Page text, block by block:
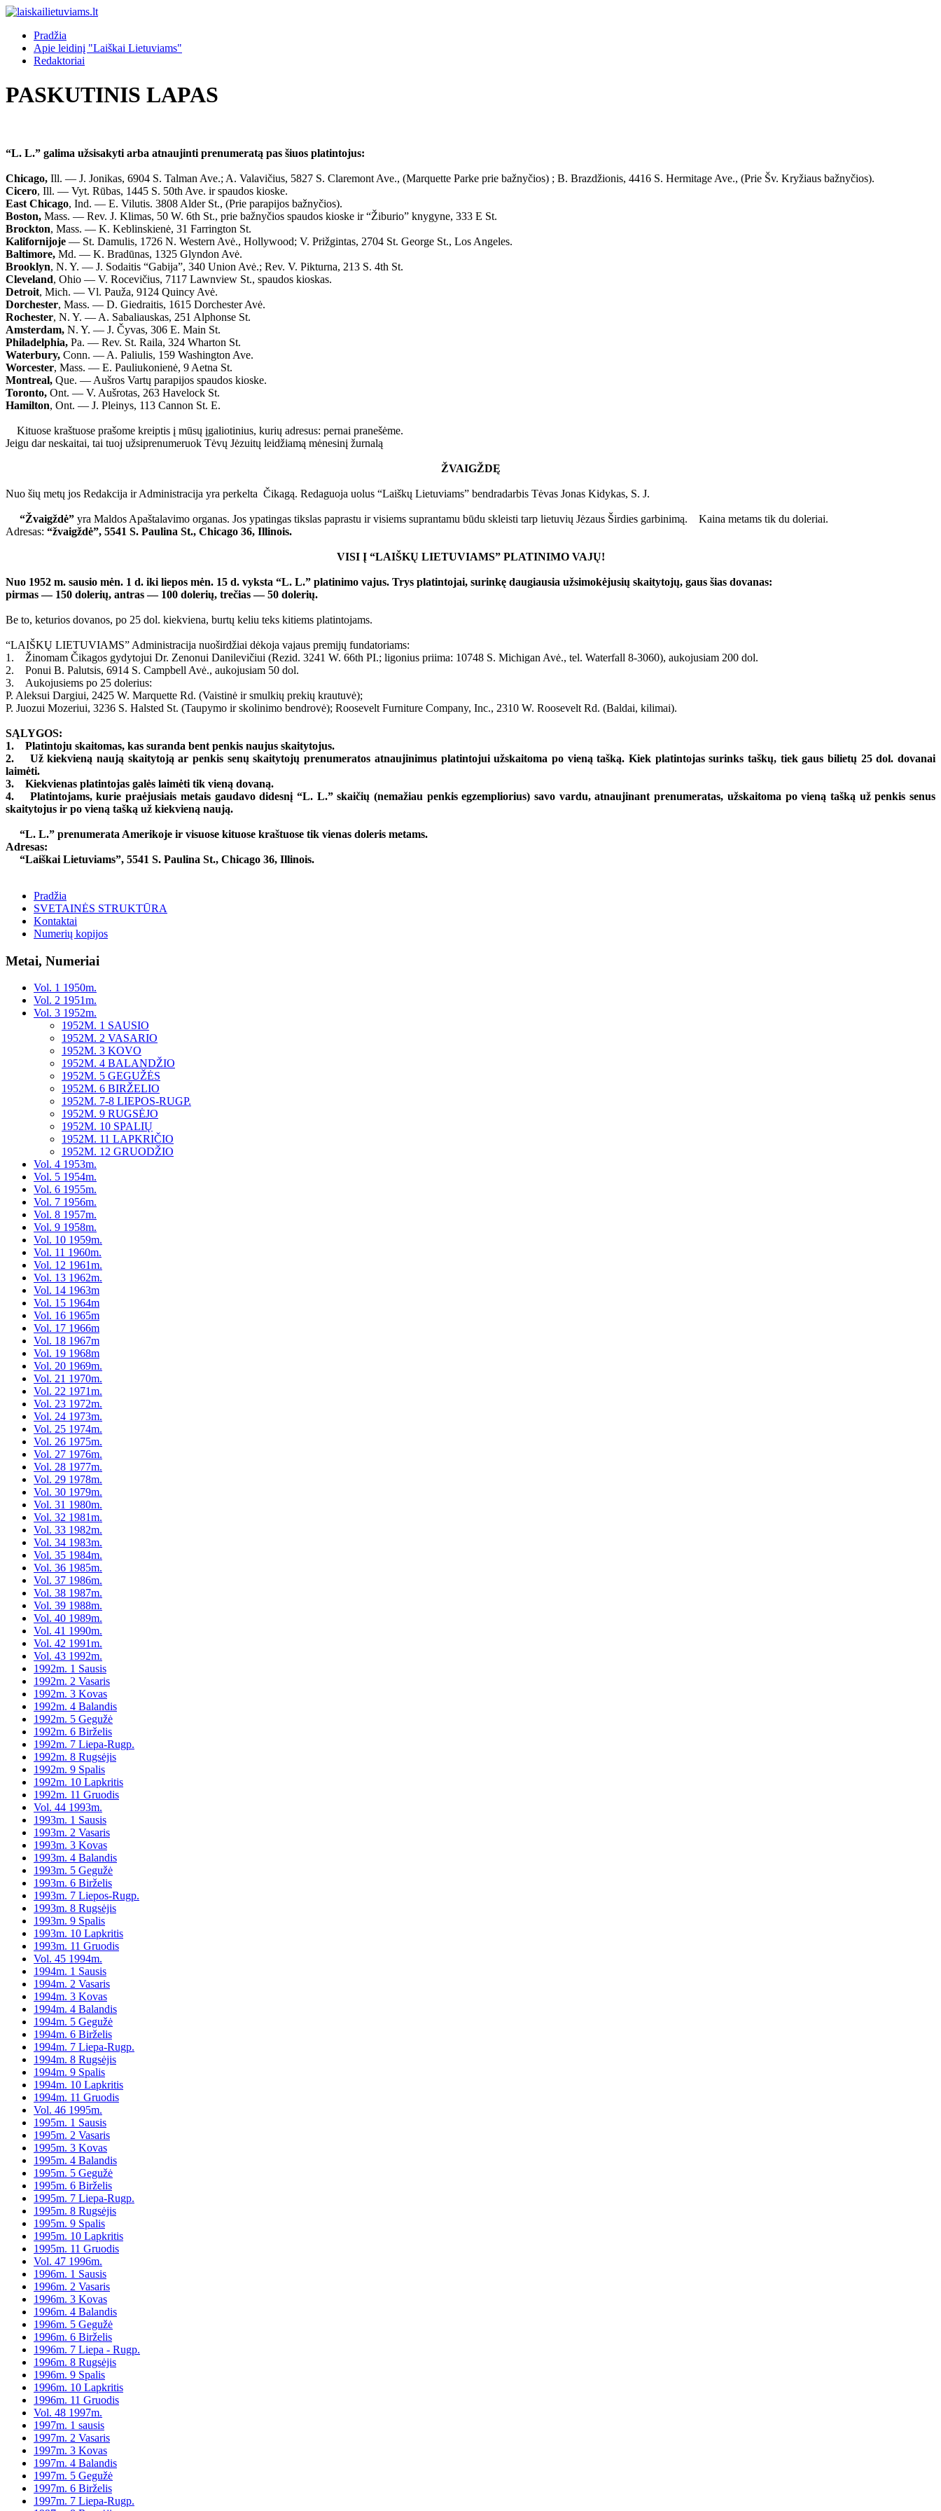
Pradžia
Apie leidinį "Laiškai Lietuviams"
Redaktoriai
PASKUTINIS LAPAS
“L. L.” galima užsisakyti arba atnaujinti prenumeratą pas šiuos platintojus:
Chicago, Ill. — J. Jonikas, 6904 S. Talman Ave.; A. Valavičius, 5827 S. Claremont Ave., (Marquette Parke prie bažnyčios) ; B. Brazdžionis, 4416 S. Hermitage Ave., (Prie Šv. Kryžiaus bažnyčios).
Cicero, Ill. — Vyt. Rūbas, 1445 S. 50th Ave. ir spaudos kioske.
East Chicago, Ind. — E. Vilutis. 3808 Alder St., (Prie parapijos bažnyčios).
Boston, Mass. — Rev. J. Klimas, 50 W. 6th St., prie bažnyčios spaudos kioske ir “Žiburio” knygyne, 333 E St.
Brockton, Mass. — K. Keblinskienė, 31 Farrington St.
Kalifornijoje — St. Damulis, 1726 N. Western Avė., Hollywood; V. Prižgintas, 2704 St. George St., Los Angeles.
Baltimore, Md. — K. Bradūnas, 1325 Glyndon Avė.
Brooklyn, N. Y. — J. Sodaitis “Gabija”, 340 Union Avė.; Rev. V. Pikturna, 213 S. 4th St.
Cleveland, Ohio — V. Rocevičius, 7117 Lawnview St., spaudos kioskas.
Detroit, Mich. — Vl. Pauža, 9124 Quincy Avė.
Dorchester, Mass. — D. Giedraitis, 1615 Dorchester Avė.
Rochester, N. Y. — A. Sabaliauskas, 251 Alphonse St.
Amsterdam, N. Y. — J. Čyvas, 306 E. Main St.
Philadelphia, Pa. — Rev. St. Raila, 324 Wharton St.
Waterbury, Conn. — A. Paliulis, 159 Washington Ave.
Worcester, Mass. — E. Pauliukonienė, 9 Aetna St.
Montreal, Que. — Aušros Vartų parapijos spaudos kioske.
Toronto, Ont. — V. Aušrotas, 263 Havelock St.
Hamilton, Ont. — J. Pleinys, 113 Cannon St. E.
Kituose kraštuose prašome kreiptis į mūsų įgaliotinius, kurių adresus: pernai pranešėme.
Jeigu dar neskaitai, tai tuoj užsiprenumeruok Tėvų Jėzuitų leidžiamą mėnesinį žurnalą
ŽVAIGŽDĘ
Nuo šių metų jos Redakcija ir Administracija yra perkelta Čikagą. Redaguoja uolus “Laiškų Lietuviams” bendradarbis Tėvas Jonas Kidykas, S. J.
“Žvaigždė” yra Maldos Apaštalavimo organas. Jos ypatingas tikslas paprastu ir visiems suprantamu būdu skleisti tarp lietuvių Jėzaus Širdies garbinimą. Kaina metams tik du doleriai.
Adresas: “žvaigždė”, 5541 S. Paulina St., Chicago 36, Illinois.
VISI Į “LAIŠKŲ LIETUVIAMS” PLATINIMO VAJŲ!
Nuo 1952 m. sausio mėn. 1 d. iki liepos mėn. 15 d. vyksta “L. L.” platinimo vajus. Trys platintojai, surinkę daugiausia užsimokėjusių skaitytojų, gaus šias dovanas:
pirmas — 150 dolerių, antras — 100 dolerių, trečias — 50 dolerių.
Be to, keturios dovanos, po 25 dol. kiekviena, burtų keliu teks kitiems platintojams.
“LAIŠKŲ LIETUVIAMS” Administracija nuoširdžiai dėkoja vajaus premijų fundatoriams:
1. Žinomam Čikagos gydytojui Dr. Zenonui Danilevičiui (Rezid. 3241 W. 66th PI.; ligonius priima: 10748 S. Michigan Avė., tel. Waterfall 8-3060), aukojusiam 200 dol.
2. Ponui B. Palutsis, 6914 S. Campbell Avė., aukojusiam 50 dol.
3. Aukojusiems po 25 dolerius:
P. Aleksui Dargiui, 2425 W. Marquette Rd. (Vaistinė ir smulkių prekių krautuvė);
P. Juozui Mozeriui, 3236 S. Halsted St. (Taupymo ir skolinimo bendrovė); Roosevelt Furniture Company, Inc., 2310 W. Roosevelt Rd. (Baldai, kilimai).
SĄLYGOS:
1. Platintoju skaitomas, kas suranda bent penkis naujus skaitytojus.
2. Už kiekvieną naują skaitytoją ar penkis senų skaitytojų prenumeratos atnaujinimus platintojui užskaitoma po vieną tašką. Kiek platintojas surinks taškų, tiek gaus bilietų 25 dol. dovanai
laimėti.
3. Kiekvienas platintojas galės laimėti tik vieną dovaną.
4. Platintojams, kurie praėjusiais metais gaudavo didesnį “L. L.” skaičių (nemažiau penkis egzempliorius) savo vardu, atnaujinant prenumeratas, užskaitoma po vieną tašką už penkis senus
skaitytojus ir po vieną tašką už kiekvieną naują.
“L. L.” prenumerata Amerikoje ir visuose kituose kraštuose tik vienas doleris metams.
Adresas:
“Laiškai Lietuviams”, 5541 S. Paulina St., Chicago 36, Illinois.
Pradžia
SVETAINĖS STRUKTŪRA
Kontaktai
Numerių kopijos
Metai, Numeriai
Vol. 1 1950m.
Vol. 2 1951m.
Vol. 3 1952m.
1952M. 1 SAUSIO
1952M. 2 VASARIO
1952M. 3 KOVO
1952M. 4 BALANDŽIO
1952M. 5 GEGUŽĖS
1952M. 6 BIRŽELIO
1952M. 7-8 LIEPOS-RUGP.
1952M. 9 RUGSĖJO
1952M. 10 SPALIŲ
1952M. 11 LAPKRIČIO
1952M. 12 GRUODŽIO
Vol. 4 1953m.
Vol. 5 1954m.
Vol. 6 1955m.
Vol. 7 1956m.
Vol. 8 1957m.
Vol. 9 1958m.
Vol. 10 1959m.
Vol. 11 1960m.
Vol. 12 1961m.
Vol. 13 1962m.
Vol. 14 1963m
Vol. 15 1964m
Vol. 16 1965m
Vol. 17 1966m
Vol. 18 1967m
Vol. 19 1968m
Vol. 20 1969m.
Vol. 21 1970m.
Vol. 22 1971m.
Vol. 23 1972m.
Vol. 24 1973m.
Vol. 25 1974m.
Vol. 26 1975m.
Vol. 27 1976m.
Vol. 28 1977m.
Vol. 29 1978m.
Vol. 30 1979m.
Vol. 31 1980m.
Vol. 32 1981m.
Vol. 33 1982m.
Vol. 34 1983m.
Vol. 35 1984m.
Vol. 36 1985m.
Vol. 37 1986m.
Vol. 38 1987m.
Vol. 39 1988m.
Vol. 40 1989m.
Vol. 41 1990m.
Vol. 42 1991m.
Vol. 43 1992m.
1992m. 1 Sausis
1992m. 2 Vasaris
1992m. 3 Kovas
1992m. 4 Balandis
1992m. 5 Gegužė
1992m. 6 Birželis
1992m. 7 Liepa-Rugp.
1992m. 8 Rugsėjis
1992m. 9 Spalis
1992m. 10 Lapkritis
1992m. 11 Gruodis
Vol. 44 1993m.
1993m. 1 Sausis
1993m. 2 Vasaris
1993m. 3 Kovas
1993m. 4 Balandis
1993m. 5 Gegužė
1993m. 6 Birželis
1993m. 7 Liepos-Rugp.
1993m. 8 Rugsėjis
1993m. 9 Spalis
1993m. 10 Lapkritis
1993m. 11 Gruodis
Vol. 45 1994m.
1994m. 1 Sausis
1994m. 2 Vasaris
1994m. 3 Kovas
1994m. 4 Balandis
1994m. 5 Gegužė
1994m. 6 Birželis
1994m. 7 Liepa-Rugp.
1994m. 8 Rugsėjis
1994m. 9 Spalis
1994m. 10 Lapkritis
1994m. 11 Gruodis
Vol. 46 1995m.
1995m. 1 Sausis
1995m. 2 Vasaris
1995m. 3 Kovas
1995m. 4 Balandis
1995m. 5 Gegužė
1995m. 6 Birželis
1995m. 7 Liepa-Rugp.
1995m. 8 Rugsėjis
1995m. 9 Spalis
1995m. 10 Lapkritis
1995m. 11 Gruodis
Vol. 47 1996m.
1996m. 1 Sausis
1996m. 2 Vasaris
1996m. 3 Kovas
1996m. 4 Balandis
1996m. 5 Gegužė
1996m. 6 Birželis
1996m. 7 Liepa - Rugp.
1996m. 8 Rugsėjis
1996m. 9 Spalis
1996m. 10 Lapkritis
1996m. 11 Gruodis
Vol. 48 1997m.
1997m. 1 sausis
1997m. 2 Vasaris
1997m. 3 Kovas
1997m. 4 Balandis
1997m. 5 Gegužė
1997m. 6 Birželis
1997m. 7 Liepa-Rugp.